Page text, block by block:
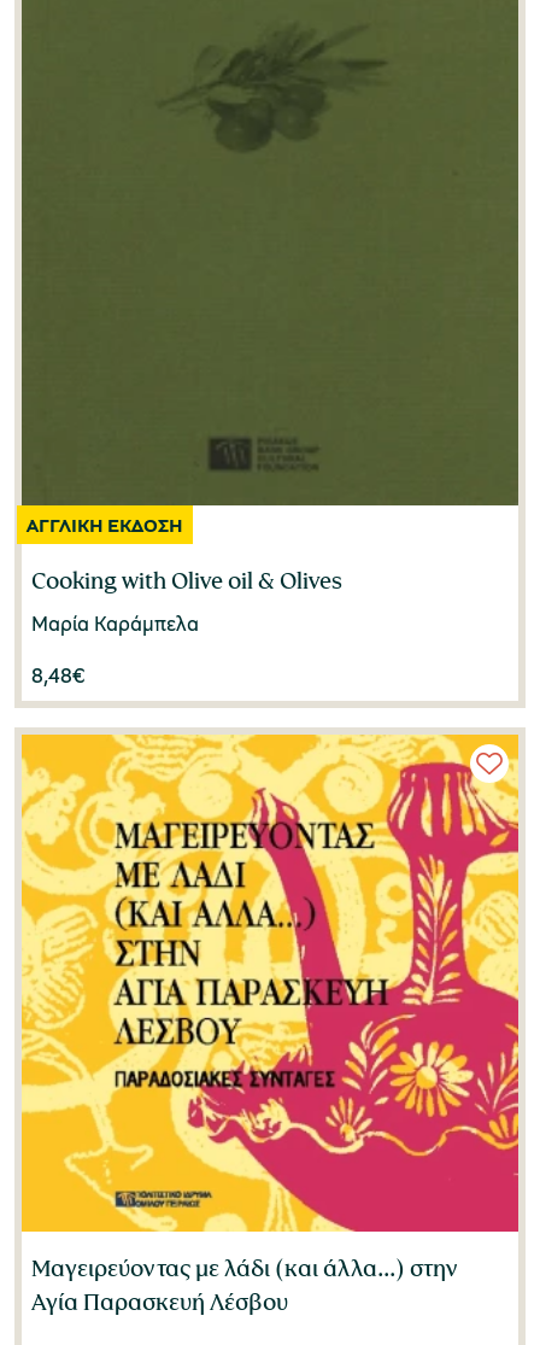
Cooking with Olive oil & Olives
Μαρία Καράμπελα
8,48€
Μαγειρεύοντας με λάδι (και άλλα...) στην
Αγία Παρασκευή Λέσβου